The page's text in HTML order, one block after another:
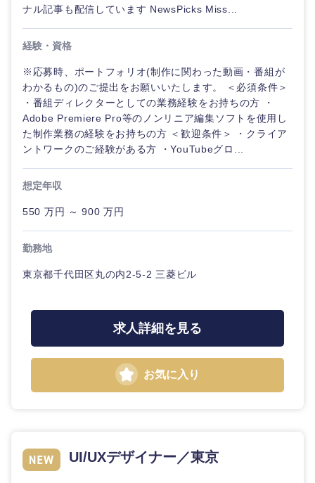
ナル記事も配信しています NewsPicks Miss...
経験・資格
※応募時、ポートフォリオ(制作に関わった動画・番組が
わかるもの)のご提出をお願いいたします。 ＜必須条件＞
・番組ディレクターとしての業務経験をお持ちの方 ・
Adobe Premiere Pro等のノンリニア編集ソフトを使用し
た制作業務の経験をお持ちの方 ＜歓迎条件＞ ・クライア
ントワークのご経験がある方 ・YouTubeグロ...
想定年収
550 万円 ～ 900 万円
勤務地
東京都千代田区丸の内2-5-2 三菱ビル
求人詳細を見る
お気に入り
UI/UXデザイナー／東京